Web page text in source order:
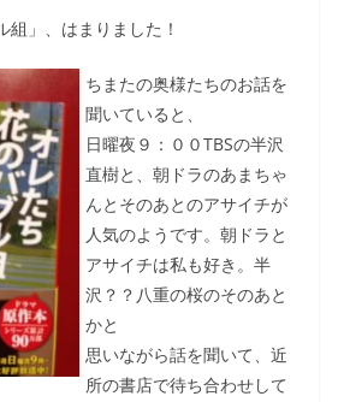
組」、はまりました！
ちまたの奥様たちのお話を
聞いていると、
日曜夜９：００TBSの半沢
直樹と、朝ドラのあまちゃ
んとそのあとのアサイチが
人気のようです。朝ドラと
アサイチは私も好き。半
沢？？八重の桜のそのあと
かと
思いながら話を聞いて、近
所の書店で待ち合わせして